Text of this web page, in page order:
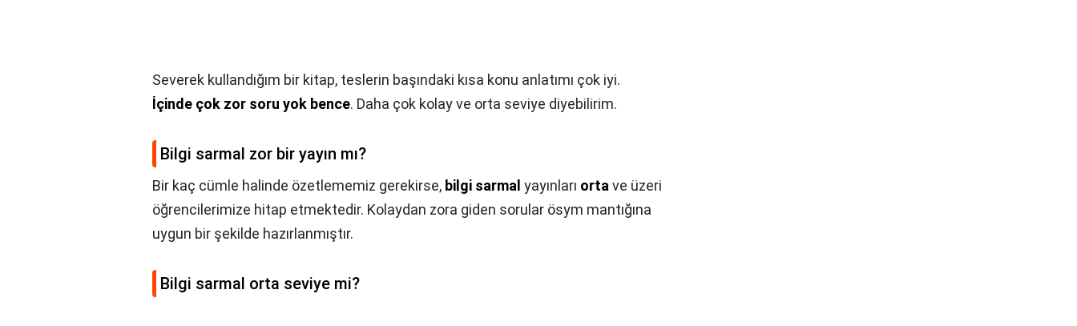
Severek kullandığım bir kitap, teslerin başındaki kısa konu anlatımı çok iyi.
İçinde çok zor soru yok bence. Daha çok kolay ve orta seviye diyebilirim.
Bilgi sarmal zor bir yayın mı?
Bir kaç cümle halinde özetlememiz gerekirse, bilgi sarmal yayınları ortave üzeri
öğrencilerimize hitap etmektedir. Kolaydan zora giden sorular ösym mantığına
uygun bir şekilde hazırlanmıştır.
Bilgi sarmal orta seviye mi?